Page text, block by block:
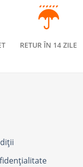
RETUR ÎN 14 ZILE